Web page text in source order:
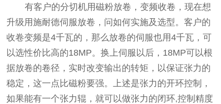
有客户的分切机用磁粉放卷，变频收卷，现在想
升级用施耐德伺服放卷，问如何实施及选型。客户的
收卷变频是4千瓦的，那么放卷的伺服也用4千瓦，可
以选性价比高的18MP。换上伺服以后，18MP可以根
据放卷的卷径，实时改变输出的转矩，以保证张力的
稳定，这一点比磁粉要强。上述是张力的开环控制，
如果能有一个张力辊，就可以做张力的闭环,控制精度